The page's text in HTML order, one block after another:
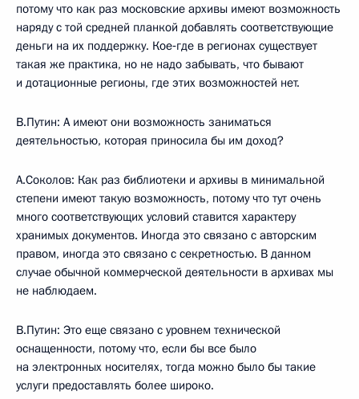
потому что как раз московские архивы имеют возможность
наряду с той средней планкой добавлять соответствующие
деньги на их поддержку. Кое‑где в регионах существует
такая же практика, но не надо забывать, что бывают
и дотационные регионы, где этих возможностей нет.
В.Путин: А имеют они возможность заниматься
деятельностью, которая приносила бы им доход?
А.Соколов: Как раз библиотеки и архивы в минимальной
степени имеют такую возможность, потому что тут очень
много соответствующих условий ставится характеру
хранимых документов. Иногда это связано с авторским
правом, иногда это связано с секретностью. В данном
случае обычной коммерческой деятельности в архивах мы
не наблюдаем.
В.Путин: Это еще связано с уровнем технической
оснащенности, потому что, если бы все было
на электронных носителях, тогда можно было бы такие
услуги предоставлять более широко.